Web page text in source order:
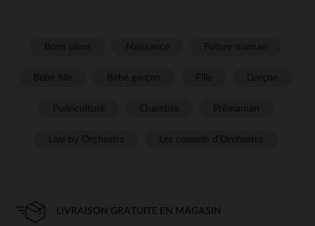
LIVRAISON GRATUITE EN MAGASIN